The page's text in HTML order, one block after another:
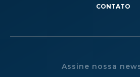
CONTATO
Assine nossa